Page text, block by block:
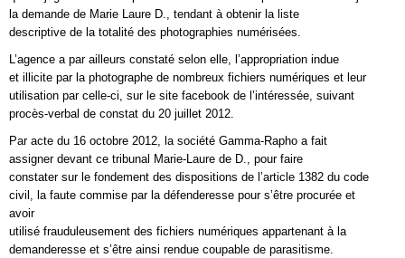
la demande de Marie Laure D., tendant à obtenir la liste
descriptive de la totalité des photographies numérisées.
L’agence a par ailleurs constaté selon elle, l’appropriation indue
et illicite par la photographe de nombreux fichiers numériques et leur
utilisation par celle-ci, sur le site facebook de l’intéressée, suivant
procès-verbal de constat du 20 juillet 2012.
Par acte du 16 octobre 2012, la société Gamma-Rapho a fait
assigner devant ce tribunal Marie-Laure de D., pour faire
constater sur le fondement des dispositions de l’article 1382 du code
civil, la faute commise par la défenderesse pour s’être procurée et
avoir
utilisé frauduleusement des fichiers numériques appartenant à la
demanderesse et s’être ainsi rendue coupable de parasitisme.